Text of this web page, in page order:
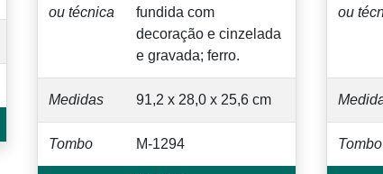
ou técnica
fundida com
decoração cinzelada e
gravada; ferro
Medidas 92,6 x 28,2 x 25,0 cm
Tombo M-1295
Tombo